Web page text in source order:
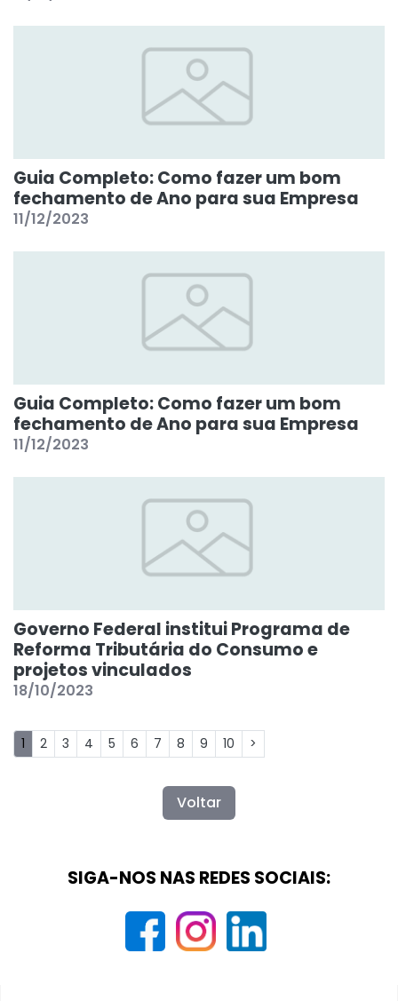
Guia Completo: Como fazer um bom
fechamento de Ano para sua Empresa
11/12/2023
Guia Completo: Como fazer um bom
fechamento de Ano para sua Empresa
11/12/2023
Governo Federal institui Programa de
Reforma Tributária do Consumo e
projetos vinculados
18/10/2023
1 2 3 4 5 6 7 8 9 10 >
Voltar
SIGA-NOS NAS REDES SOCIAIS: